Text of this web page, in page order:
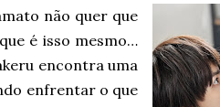
não quer que
é isso mesmo…
encontra uma
enfrentar o que